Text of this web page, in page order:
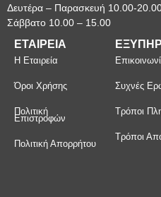
Δευτέρα – Παρασκευή 10.00-
Σάββατο 10.00 – 15.00
ΕΤΑΙΡΕΙΑ
Η Εταιρεία
Όροι Χρήσης
Πολιτική
Επιστροφών
Πολιτική Απορρήτου
Συχνές
Τρόποι
Τρόποι